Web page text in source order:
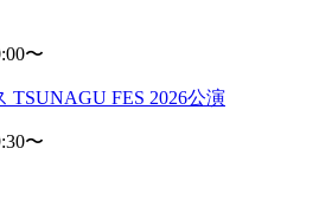
〜
TSUNAGU FES 2026公演
〜